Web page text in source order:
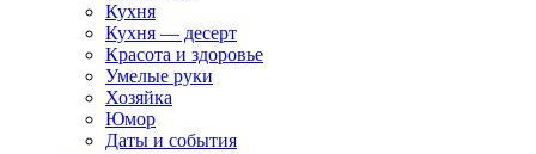
Кухня
Кухня — десерт
Красота и здоровье
Умелые руки
Хозяйка
Юмор
Даты и события